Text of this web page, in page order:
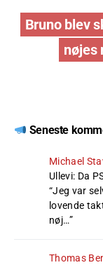
Bruno blev
nøjes
Seneste
Michael
Ullevi: Da
“Jeg var
lovende
nøj…”
Thomas